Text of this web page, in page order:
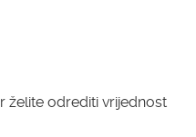
želite odrediti vrijednost